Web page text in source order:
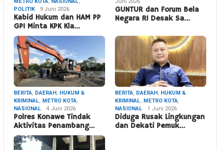
POLITIK
9 Juni 2026
Kabid Hukum dan HAM PP
GPI Minta KPK Kla…
GUNTUR dan Forum Bela
Negara RI Desak Sa…
BERITA, DAERAH, HUKUM &
KRIMINAL, METRO KOTA,
NASIONAL
4 Juni 2026
Polres Konawe Tindak
Aktivitas Penambang…
BERITA, DAERAH, HUKUM &
KRIMINAL, METRO KOTA,
NASIONAL
1 Juni 2026
Diduga Rusak Lingkungan
dan Dekati Pemuk…